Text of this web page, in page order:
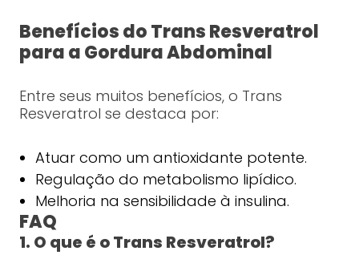
Benefícios do Trans Resveratrol
para a Gordura Abdominal
Entre seus muitos benefícios, o Trans
Resveratrol se destaca por:
Atuar como um antioxidante potente.
Regulação do metabolismo lipídico.
Melhoria na sensibilidade à insulina.
FAQ
1. O que é o Trans Resveratrol?